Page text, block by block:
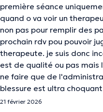
première séance
quand o va voir un
non pas pour remplir des
prochain rdv pou pouvoir
therapeute. je suis donc
est de qualité ou pas mais
ne faire que de
blessure est ultra choquant
21 février 2026